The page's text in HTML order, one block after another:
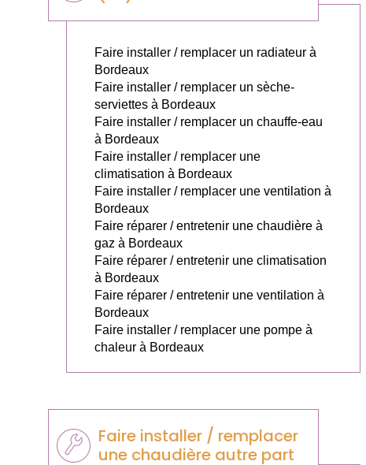
Faire installer / remplacer un radiateur à
Bordeaux
Faire installer / remplacer un sèche-
serviettes à Bordeaux
Faire installer / remplacer un chauffe-eau
à Bordeaux
Faire installer / remplacer une
climatisation à Bordeaux
Faire installer / remplacer une ventilation à
Bordeaux
Faire réparer / entretenir une chaudière à
gaz à Bordeaux
Faire réparer / entretenir une climatisation
à Bordeaux
Faire réparer / entretenir une ventilation à
Bordeaux
Faire installer / remplacer une pompe à
chaleur à Bordeaux
Faire installer / remplacer
une chaudière autre part